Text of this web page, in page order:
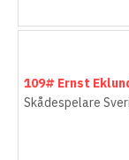
109# Ernst
Skådespelare